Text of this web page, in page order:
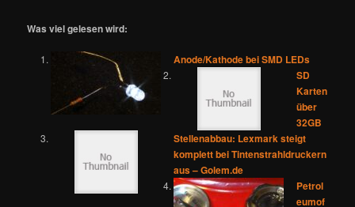
Was viel gelesen wird:
Anode/Kathode bei SMD LEDs
SD
Karten
über
32GB
Stellenabbau: Lexmark steigt
komplett bei Tintenstrahldruckern
aus – Golem.de
Petrol
eumof